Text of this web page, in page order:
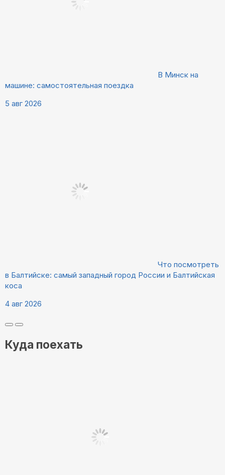
В Минск на
машине: самостоятельная поездка
5 авг 2026
Что посмотреть
в Балтийске: самый западный город России и Балтийская
коса
4 авг 2026
Куда поехать